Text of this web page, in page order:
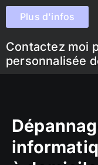
Plus d'infos
Contactez moi
personnalisée